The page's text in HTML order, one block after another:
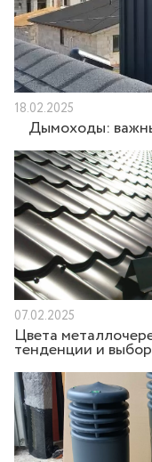
18.02.2025
Дымоходы:
07.02.2025
Цвета
тенденции и выбор